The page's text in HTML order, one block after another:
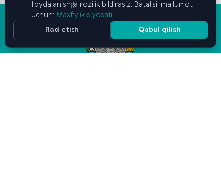
foydalanishga rozilik bildirasiz. Batafsil ma’lumot
uchun: Maxfiylik siyosati.
Rad etish
Qabul qilish